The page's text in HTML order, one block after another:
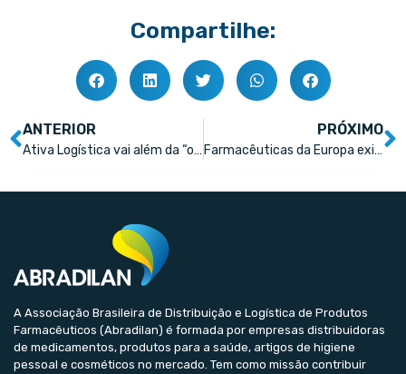
Compartilhe:
ANTERIOR
Ativa Logística vai além da “obrigatoriedade” e investe em certificação para a armazenagem de medicamentos
PRÓXIMO
Farmacêuticas da Europa exigem contrapartida para novos antibióticos
A Associação Brasileira de Distribuição e Logística de Produtos
Farmacêuticos (Abradilan) é formada por empresas distribuidoras
de medicamentos, produtos para a saúde, artigos de higiene
pessoal e cosméticos no mercado. Tem como missão contribuir